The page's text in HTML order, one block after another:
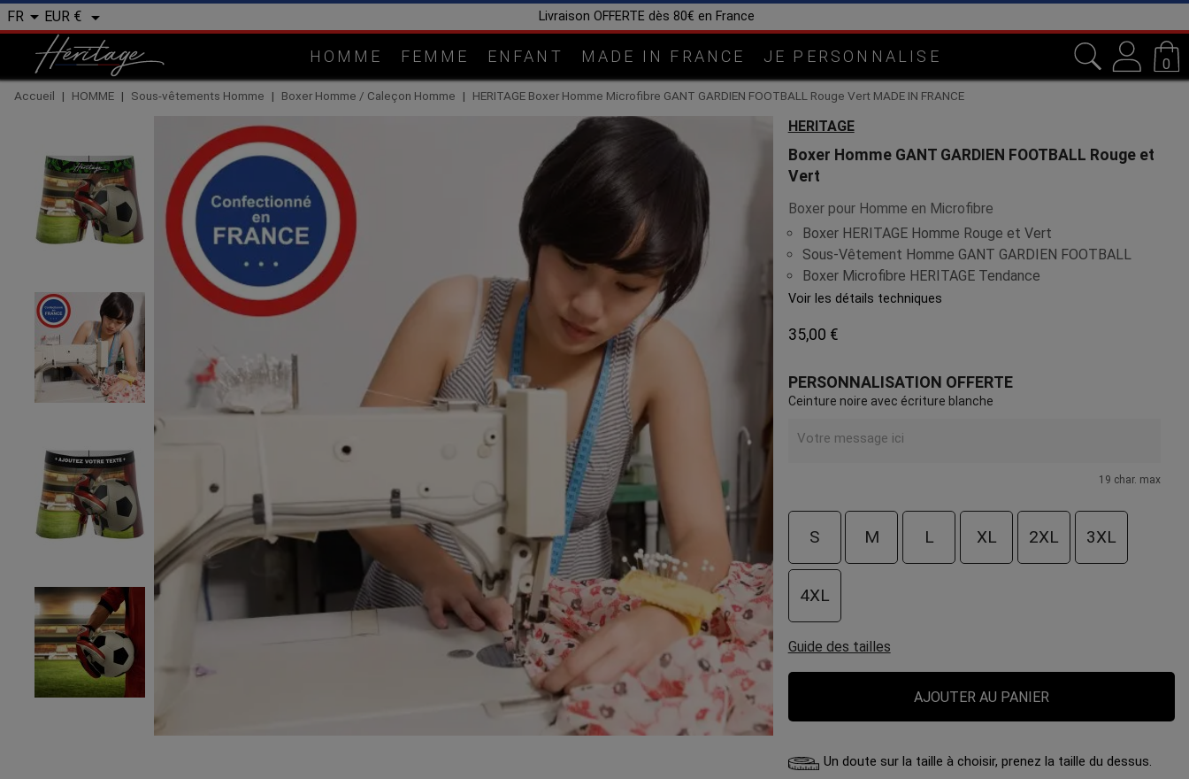
FR  EUR €  Fabrication artisanale dans notre atelier en Lorraine
HOMME FEMME ENFANT MADE IN FRANCE JE PERSONNALISE 0
Accueil HOMME Sous-vêtements Homme Boxer Homme / Caleçon Homme HERITAGE Boxer Homme Microfibre GANT GARDIEN FOOTBALL Rouge Vert MADE IN FRANCE
HERITAGE
Boxer Homme GANT GARDIEN FOOTBALL Rouge et
Vert
Boxer pour Homme en Microfibre
Boxer HERITAGE Homme Rouge et Vert
Sous-Vêtement Homme GANT GARDIEN FOOTBALL
Boxer Microfibre HERITAGE Tendance
Voir les détails techniques
35,00 €
PERSONNALISATION OFFERTE
Ceinture noire avec écriture blanche
19 char. max
S M L XL 2XL 3XL
4XL
Guide des tailles
AJOUTER AU PANIER
Un doute sur la taille à choisir, prenez la taille du dessus.